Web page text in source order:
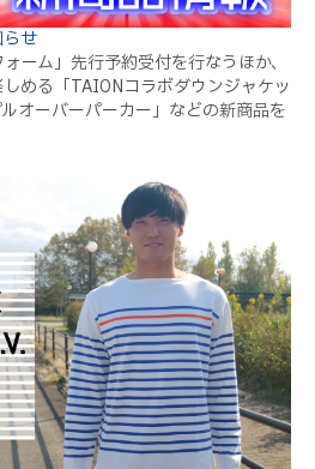
せ
ーム」先行予約受付を行なうほか、
める「TAIONコラボダウンジャケッ
オーバーパーカー」などの新商品を